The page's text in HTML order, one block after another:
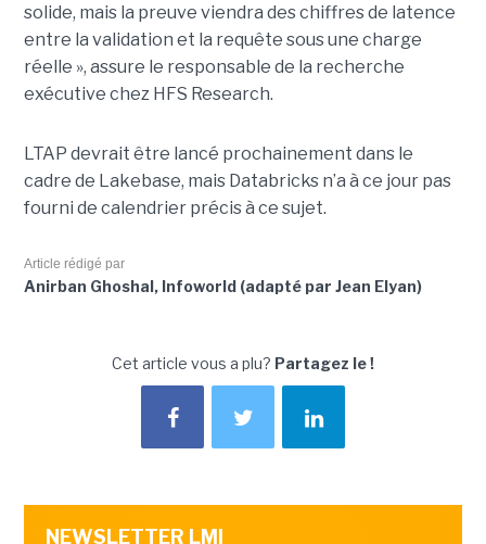
solide, mais la preuve viendra des chiffres de latence
entre la validation et la requête sous une charge
réelle », assure le responsable de la recherche
exécutive chez HFS Research.
LTAP devrait être lancé prochainement dans le
cadre de Lakebase, mais Databricks n’a à ce jour pas
fourni de calendrier précis à ce sujet.
Article rédigé par
Anirban Ghoshal, Infoworld (adapté par Jean Elyan)
Cet article vous a plu? Partagez le !
NEWSLETTER LMI